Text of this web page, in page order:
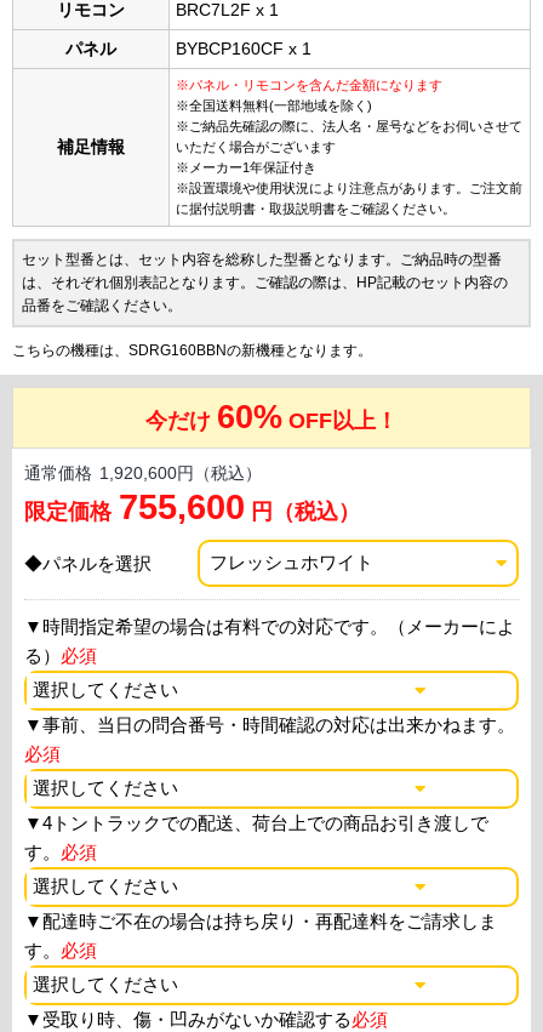
リモコン BRC7L2F x 1
パネル BYBCP160CF x 1
補足情報
※パネル・リモコンを含んだ金額になります
※全国送料無料(一部地域を除く)
※ご納品先確認の際に、法人名・屋号などをお伺いさせて
いただく場合がございます
※メーカー1年保証付き
※設置環境や使用状況により注意点があります。ご注文前
に据付説明書・取扱説明書をご確認ください。
セット型番とは、セット内容を総称した型番となります。ご納品時の型番
は、それぞれ個別表記となります。ご確認の際は、HP記載のセット内容の
品番をご確認ください。
こちらの機種は、SDRG160BBNの新機種となります。
今だけ 60% OFF以上！
通常価格 1,920,600円（税込）
限定価格 755,600 円（税込）
◆パネルを選択
▼時間指定希望の場合は有料での対応です。（メーカーによ
る） 必須
▼事前、当日の問合番号・時間確認の対応は出来かねます。
必須
▼4トントラックでの配送、荷台上での商品お引き渡しで
す。 必須
▼配達時ご不在の場合は持ち戻り・再配達料をご請求しま
す。 必須
▼ 受取り時、傷・凹みがないか確認する必須